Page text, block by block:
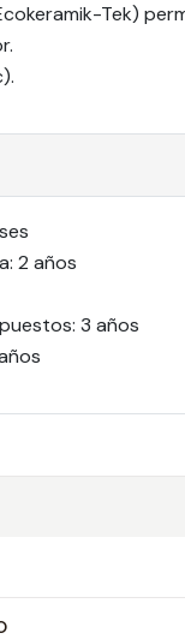
Tek)
2 años
3 años